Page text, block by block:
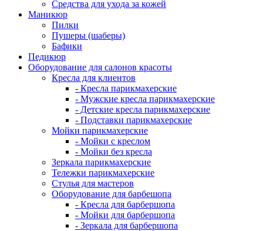
Средства для ухода за кожей
Маникюр
Пилки
Пушеры (шаберы)
Бафики
Педикюр
Оборудование для салонов красоты
Кресла для клиентов
- Кресла парикмахерские
- Мужские кресла парикмахерские
- Детские кресла парикмахерские
- Подставки парикмахерские
Мойки парикмахерские
- Мойки с креслом
- Мойки без кресла
Зеркала парикмахерские
Тележки парикмахерские
Стулья для мастеров
Оборудование для барбешопа
- Кресла для барбершопа
- Мойки для барбершопа
- Зеркала для барбершопа